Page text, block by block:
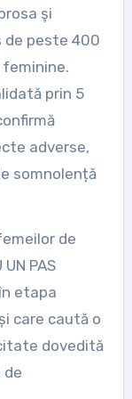
şi
de peste 400
prin 5
adverse,
somnolență
de
PAS
etapa
care caută o
dovedită
de